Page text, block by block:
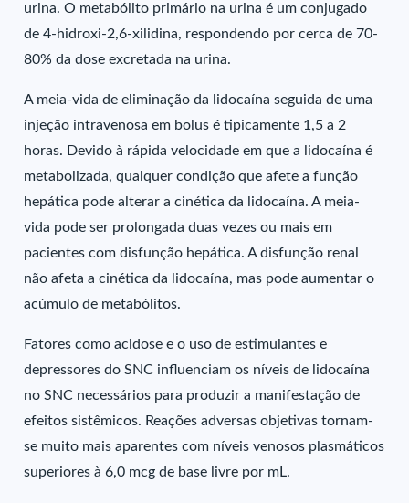
urina. O metabólito primário na urina é um conjugado
de 4-hidroxi-2,6-xilidina, respondendo por cerca de 70-
80% da dose excretada na urina.
A meia-vida de eliminação da lidocaína seguida de uma
injeção intravenosa em bolus é tipicamente 1,5 a 2
horas. Devido à rápida velocidade em que a lidocaína é
metabolizada, qualquer condição que afete a função
hepática pode alterar a cinética da lidocaína. A meia-
vida pode ser prolongada duas vezes ou mais em
pacientes com disfunção hepática. A disfunção renal
não afeta a cinética da lidocaína, mas pode aumentar o
acúmulo de metabólitos.
Fatores como acidose e o uso de estimulantes e
depressores do SNC influenciam os níveis de lidocaína
no SNC necessários para produzir a manifestação de
efeitos sistêmicos. Reações adversas objetivas tornam-
se muito mais aparentes com níveis venosos plasmáticos
superiores à 6,0 mcg de base livre por mL.